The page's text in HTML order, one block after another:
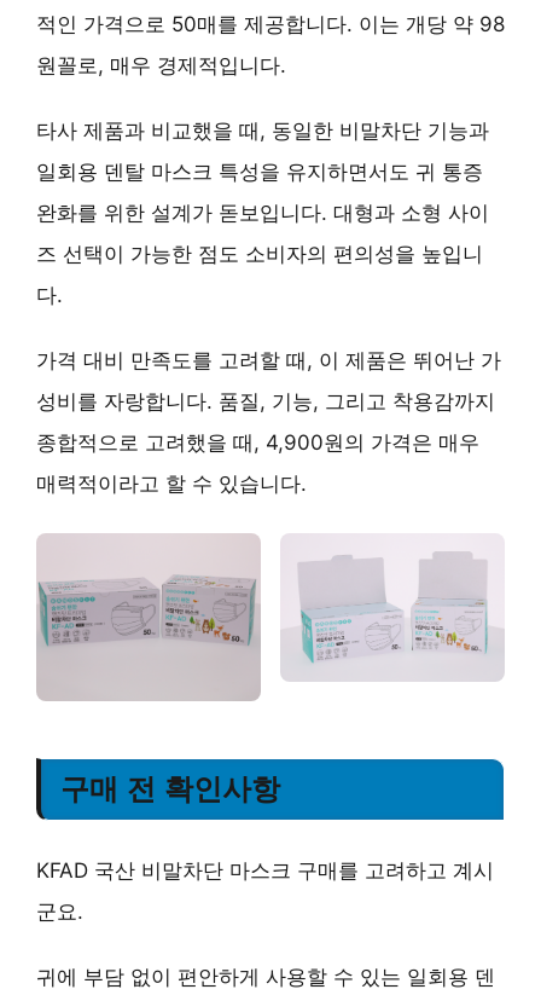
적인 가격으로 50매를 제공합니다. 이는 개당 약 98
원꼴로, 매우 경제적입니다.
타사 제품과 비교했을 때, 동일한 비말차단 기능과
일회용 덴탈 마스크 특성을 유지하면서도 귀 통증
완화를 위한 설계가 돋보입니다. 대형과 소형 사이
즈 선택이 가능한 점도 소비자의 편의성을 높입니
다.
가격 대비 만족도를 고려할 때, 이 제품은 뛰어난 가
성비를 자랑합니다. 품질, 기능, 그리고 착용감까지
종합적으로 고려했을 때, 4,900원의 가격은 매우
매력적이라고 할 수 있습니다.
구매 전 확인사항
KFAD 국산 비말차단 마스크 구매를 고려하고 계시
군요.
귀에 부담 없이 편안하게 사용할 수 있는 일회용 덴